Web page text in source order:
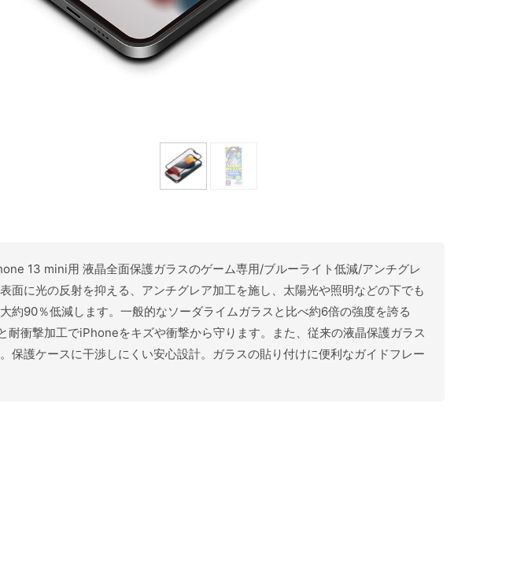
13 mini用 液晶全面保護ガラスのゲーム専用/ブルーライト低減/アンチグレ
に光の反射を抑える、アンチグレア加工を施し、太陽光や照明などの下でも
90％低減します。一般的なソーダライムガラスと比べ約6倍の強度を誇る
衝撃加工でiPhoneをキズや衝撃から守ります。また、従来の液晶保護ガラス
護ケースに干渉しにくい安心設計。ガラスの貼り付けに便利なガイドフレー